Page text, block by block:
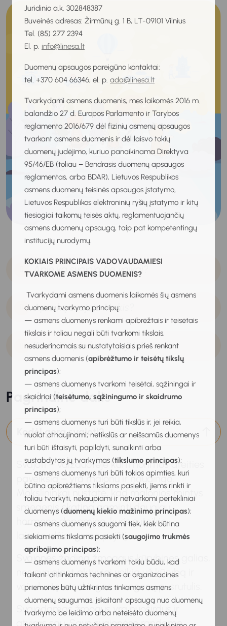
Juridinio a.k. 302848387
Buveinės adresas: Žirmūnų g. 1 B, LT-09101 Vilnius
Tel. (85) 277 2394
El. p. info@linesa.lt
Duomenų apsaugos pareigūno kontaktai:
tel. +370 604 66346, el. p. ada@linesa.lt
Tvarkydami asmens duomenis, mes laikomės 2016 m.
balandžio 27 d. Europos Parlamento ir Tarybos
reglamento 2016/679 dėl fizinių asmenų apsaugos
tvarkant asmens duomenis ir dėl laisvo tokių
duomenų judėjimo, kuriuo panaikinama Direktyva
95/46/EB (toliau – Bendrasis duomenų apsaugos
reglamentas, arba BDAR), Lietuvos Respublikos
asmens duomenų teisinės apsaugos įstatymo,
Lietuvos Respublikos elektroninių ryšių įstatymo ir kitų
tiesiogiai taikomų teisės aktų, reglamentuojančių
asmens duomenų apsaugą, taip pat kompetentingų
institucijų nurodymų.
KOKIAIS PRINCIPAIS VADOVAUDAMIESI
TVARKOME ASMENS DUOMENIS?
Tvarkydami asmens duomenis laikomės šių asmens
duomenų tvarkymo principų:
— asmens duomenys renkami apibrėžtais ir teisėtais
tikslais ir toliau negali būti tvarkomi tikslais,
nesuderinamais su nustatytaisiais prieš renkant
asmens duomenis (apibrėžtumo ir teisėtų tikslų
principas);
— asmens duomenys tvarkomi teisėtai, sąžiningai ir
skaidriai (teisėtumo, sąžiningumo ir skaidrumo
principas);
— asmens duomenys turi būti tikslūs ir, jei reikia,
nuolat atnaujinami; netikslūs ar neišsamūs duomenys
turi būti ištaisyti, papildyti, sunaikinti arba
sustabdytas jų tvarkymas (tikslumo principas);
— asmens duomenys turi būti tokios apimties, kuri
būtina apibrėžtiems tikslams pasiekti, jiems rinkti ir
toliau tvarkyti, nekaupiami ir netvarkomi pertekliniai
duomenys (duomenų kiekio mažinimo principas);
— asmens duomenys saugomi tiek, kiek būtina
siekiamiems tikslams pasiekti (saugojimo trukmės
apribojimo principas);
— asmens duomenys tvarkomi tokiu būdu, kad
taikant atitinkamas technines ar organizacines
priemones būtų užtikrintas tinkamas asmens
duomenų saugumas, įskaitant apsaugą nuo duomenų
tvarkymo be leidimo arba neteisėto duomenų
Apie ką svajoja šie vaikai?
Apie ką svajoja Mukis?
Kada ir apie ką svajoji tu?
Pagrindinė dalis
Kodėl gera svajoti?
Svajoti – vaizduotėje kurti norimos ateities
paveikslą – yra malonu ir naudinga.
Mokslininkai nustatė, kad malonios mintys
smegenis skatina gaminti daugiau
hormono dopamino, kuris suteikia
laimės, džiaugsmo pojūtį.
Svajonės žadina žmogaus kūrybines galias,
nes svajojant aktyviai veikia už kūrybą ir
vaizduotę atsakingas smegenų pusrutulis.
Svajodamas žmogus yra nuoširdus ir
atviras sau. Savo svajonėse randame